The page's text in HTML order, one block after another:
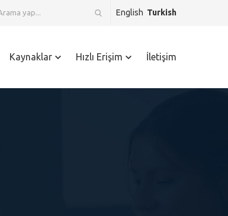
English Turkish
Kaynaklar Hızlı Erişim İletişim